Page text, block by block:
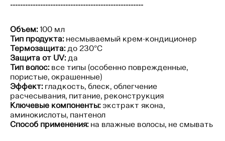
-----------------------------------------------------
Объем: 100 мл
Тип продукта: несмываемый крем-кондиционер
Термозащита: до 230°C
Защита от UV: да
Тип волос: все типы (особенно поврежденные,
пористые, окрашенные)
Эффект: гладкость, блеск, облегчение
расчесывания, питание, реконструкция
Ключевые компоненты: экстракт якона,
аминокислоты, пантенол
Способ применения: на влажные волосы, не смывать